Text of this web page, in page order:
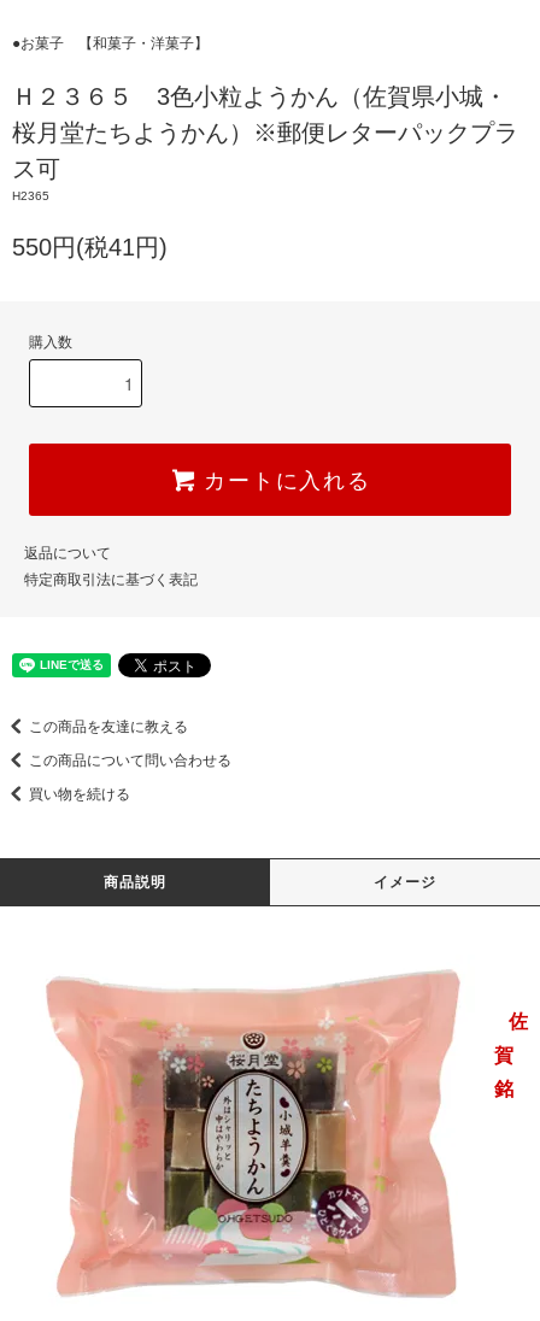
●お菓子 【和菓子・洋菓子】
Ｈ２３６５ 3色小粒ようかん（佐賀県小城・
桜月堂たちようかん）※郵便レターパックプラ
ス可
H2365
550円(税41円)
購入数
カートに入れる
返品について
特定商取引法に基づく表記
この商品を友達に教える
この商品について問い合わせる
買い物を続ける
商品説明 イメージ
佐
賀
銘